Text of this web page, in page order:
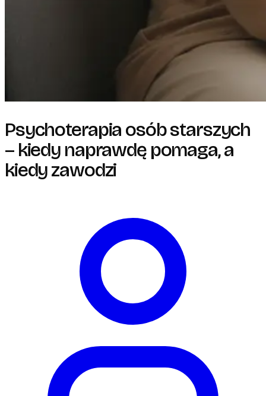
Psychoterapia osób starszych
– kiedy naprawdę pomaga, a
kiedy zawodzi